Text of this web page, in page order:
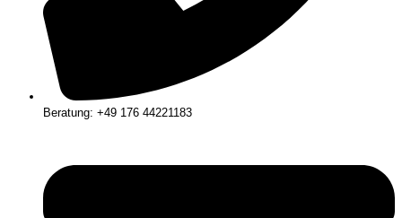
Beratung: +49 176 44221183